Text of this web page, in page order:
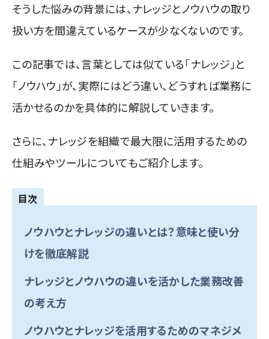
そうした悩みの背景には、ナレッジとノウハウの取り
扱い方を間違えているケースが少なくないのです。
この記事では、言葉としては似ている「ナレッジ」と
「ノウハウ」が、実際にはどう違い、どうすれば業務に
活かせるのかを具体的に解説していきます。
さらに、ナレッジを組織で最大限に活用するための
仕組みやツールについてもご紹介します。
目次
ノウハウとナレッジの違いとは？意味と使い分
けを徹底解説
ナレッジとノウハウの違いを活かした業務改善
の考え方
ノウハウとナレッジを活用するためのマネジメ